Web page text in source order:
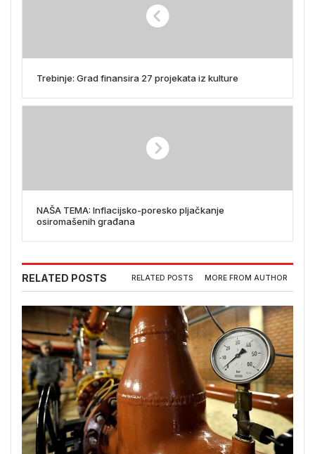
Trebinje: Grad finansira 27 projekata iz kulture
NAŠA TEMA: Inflacijsko-poresko pljačkanje
osiromašenih građana
RELATED POSTS RELATED POSTS MORE FROM AUTHOR